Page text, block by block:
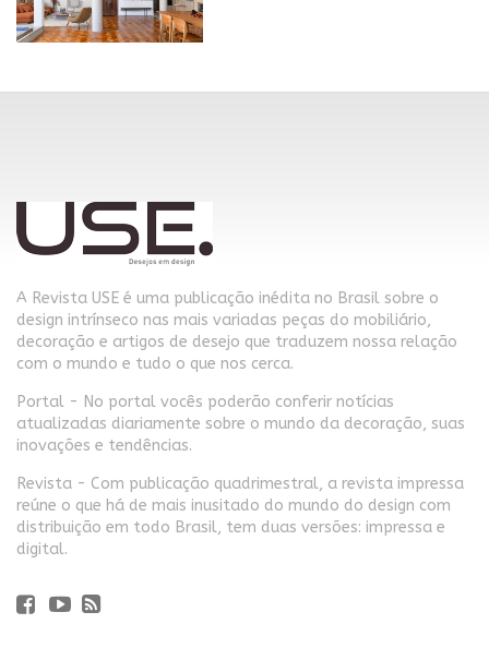
A Revista USE é uma publicação inédita no Brasil sobre o
design intrínseco nas mais variadas peças do mobiliário,
decoração e artigos de desejo que traduzem nossa relação
com o mundo e tudo o que nos cerca.
Portal - No portal vocês poderão conferir notícias
atualizadas diariamente sobre o mundo da decoração, suas
inovações e tendências.
Revista - Com publicação quadrimestral, a revista impressa
reúne o que há de mais inusitado do mundo do design com
distribuição em todo Brasil, tem duas versões: impressa e
digital.